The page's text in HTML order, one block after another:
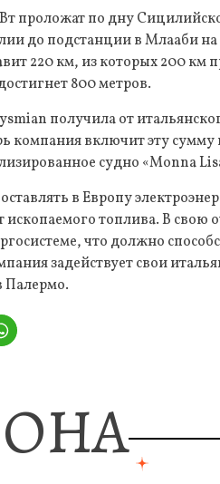
проложат по дну
до подстанции в Млааби на
220 км, из которых 200 км
800 метров.
получила от
компания включит эту
судно «Monna
в Европу
ископаемого топлива. В свою
что должно
задействует свои
Палермо.